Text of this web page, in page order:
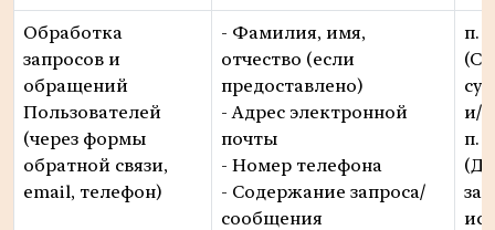
Обработка
запросов и
обращений
Пользователей
(через формы
обратной связи,
email, телефон)
- Фамилия, имя,
отчество (если
предоставлено)
- Адрес электронной
почты
- Номер телефона
- Содержание запроса/
сообщения
п.
и/
п.